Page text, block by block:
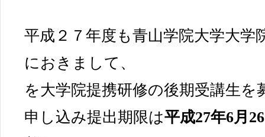
平成２７年度も青山学院大学大学
におきまして、
を大学院提携研修の後期受講生を
申し込み提出期限は平成27年6月